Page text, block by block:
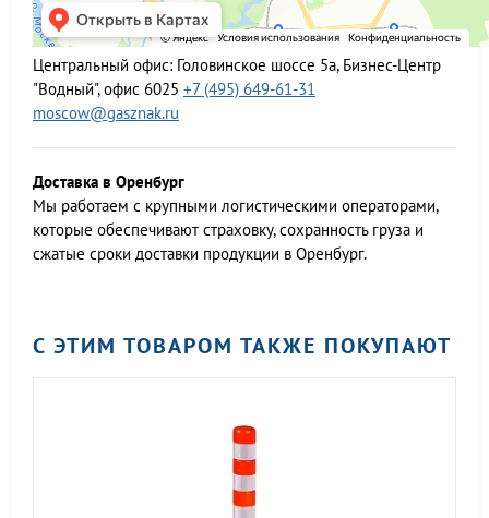
Центральный офис: Головинское шоссе 5а, Бизнес-Центр
"Водный", офис 6025 +7 (495) 649-61-31
moscow@gasznak.ru
Доставка в Оренбург
Мы работаем c крупными логистическими операторами,
которые обеспечивают страховку, сохранность груза и
сжатые сроки доставки продукции в Оренбург.
С ЭТИМ ТОВАРОМ ТАКЖЕ ПОКУПАЮТ